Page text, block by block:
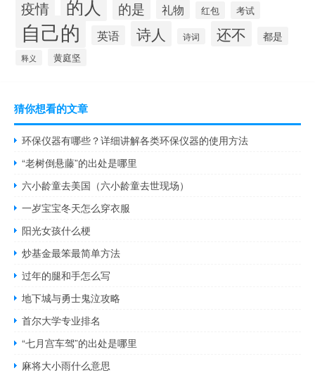
疫情 的人 的是 礼物 红包 考试
自己的 英语 诗人 诗词 还不 都是
释义 黄庭坚
猜你想看的文章
环保仪器有哪些？详细讲解各类环保仪器的使用方法
“老树倒悬藤”的出处是哪里
六小龄童去美国（六小龄童去世现场）
一岁宝宝冬天怎么穿衣服
阳光女孩什么梗
炒基金最笨最简单方法
过年的腿和手怎么写
地下城与勇士鬼泣攻略
首尔大学专业排名
“七月宫车驾”的出处是哪里
麻将大小雨什么意思